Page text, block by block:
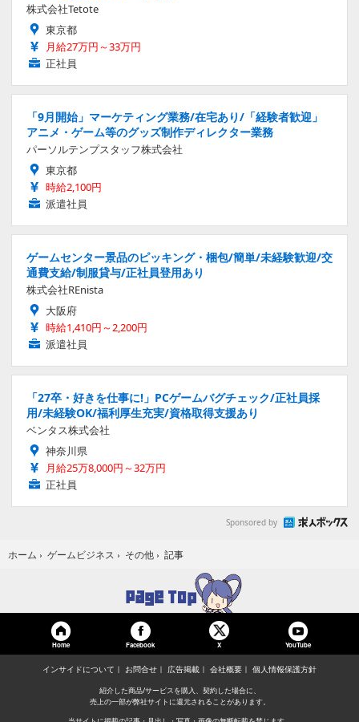
株式会社Tetote
東京都
月給27万円～33万円
正社員
「9月開始」マーケティング業務/在宅あり/「経験者歓迎」
アニメ・ゲーム等のグッズ制作ディレクター業務
パーソルテンプスタッフ株式会社
東京都
時給2,100円
派遣社員
ゲームセンター景品のピッキング・梱包/簡単/未経験歓迎/交
通費支給/制服貸与/正社員登用あり
株式会社REnista
大阪府
時給1,410円～2,200円
派遣社員
「27卒・好きを仕事に!」PCゲームバグチェック/正社員採
用/未経験OK/福利厚生充実/資格取得支援あり
ベンタス株式会社
神奈川県
月給25万8,000円～32万円
正社員
Sponsored by
ホーム › ゲームビジネス › その他 › 記事
Home Facebook X YouTube
インサイドについて お問合せ 広告掲載 会社概要 個人情報保護方針
紹介した商品/サービスを購入、契約した場合に、
売上の一部が弊社サイトに還元されることがあります。